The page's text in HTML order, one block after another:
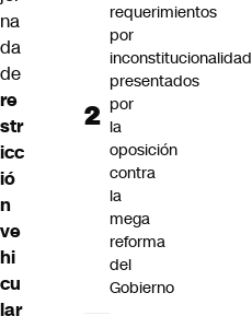
na
da
de
re
str
icc
ió
n
ve
hi
cu
lar
requerimientos
por
inconstitucionalidad
presentados
por
la
oposición
contra
la
mega
reforma
del
Gobierno